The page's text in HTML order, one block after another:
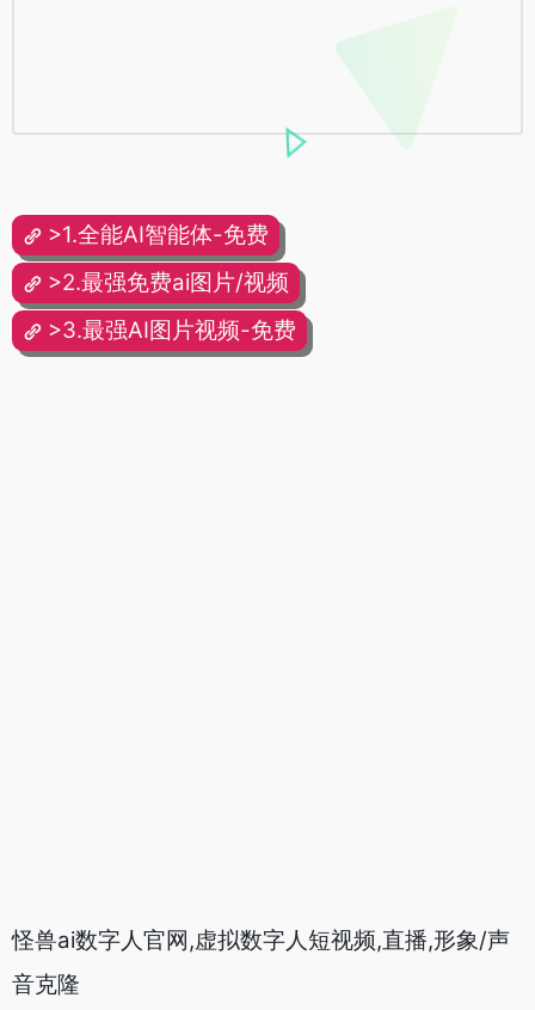
>1.全能AI智能体-免费
>2.最强免费ai图片/视频
>3.最强AI图片视频-免费
怪兽ai数字人官网,虚拟数字人短视频,直播,形象/声
音克隆